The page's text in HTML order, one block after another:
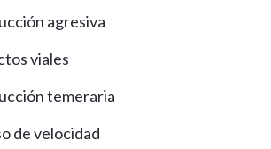
agresiva
viales
temeraria
de velocidad